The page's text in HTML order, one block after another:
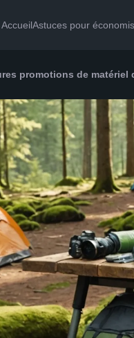
AccueilAstuces pour
promotions de matériel